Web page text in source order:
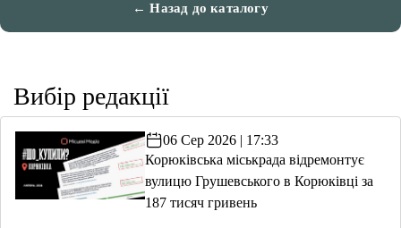
← Назад до каталогу
Вибір редакції
06 Сер 2026 | 17:33
Корюківська міськрада відремонтує
вулицю Грушевського в Корюківці за
187 тисяч гривень